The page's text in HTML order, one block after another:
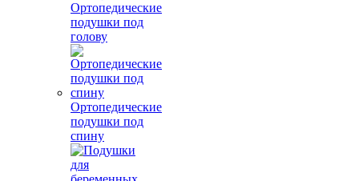
Ортопедические
подушки под
голову
Ортопедические
подушки под
спину